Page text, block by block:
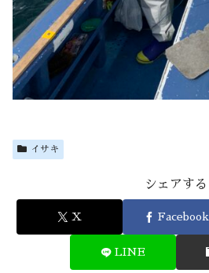
イサキ
シェアする
X Facebook
LINE